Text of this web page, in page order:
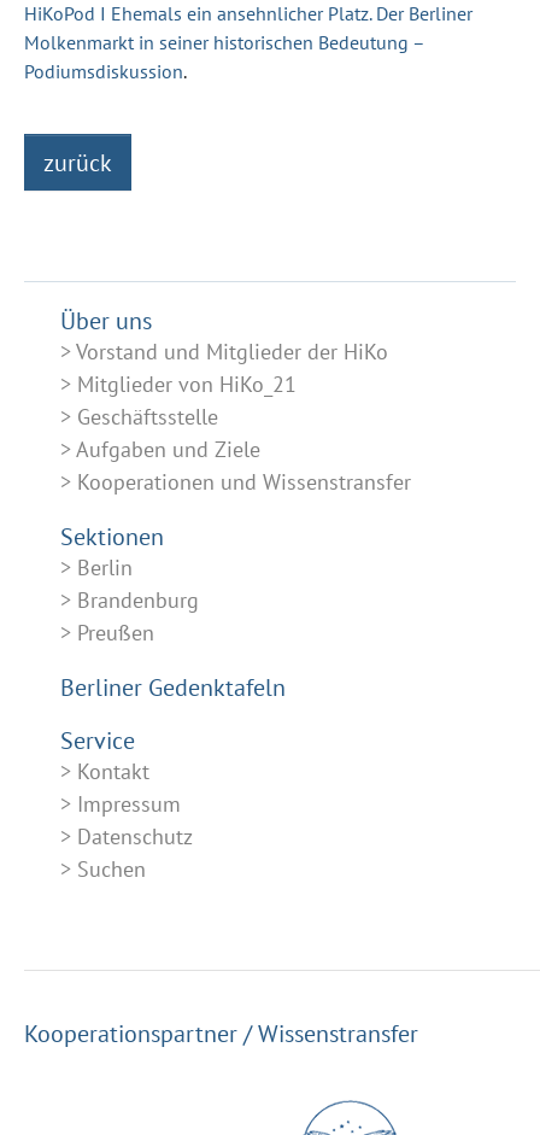
HiKoPod I Ehemals ein ansehnlicher Platz. Der Berliner
Molkenmarkt in seiner historischen Bedeutung –
Podiumsdiskussion.
zurück
Über uns
Vorstand und Mitglieder der HiKo
Mitglieder von HiKo_21
Geschäftsstelle
Aufgaben und Ziele
Kooperationen und Wissenstransfer
Sektionen
Berlin
Brandenburg
Preußen
Berliner Gedenktafeln
Service
Kontakt
Impressum
Datenschutz
Suchen
Kooperationspartner / Wissenstransfer